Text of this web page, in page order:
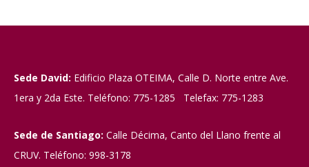
Sede David: Edificio Plaza OTEIMA, Calle D. Norte entre Ave.
1era y 2da Este. Teléfono: 775-1285 Telefax: 775-1283
Sede de Santiago: Calle Décima, Canto del Llano frente al
CRUV. Teléfono: 998-3178